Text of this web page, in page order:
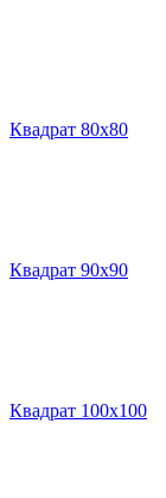
Квадрат 80х80
Квадрат 90х90
Квадрат 100х100